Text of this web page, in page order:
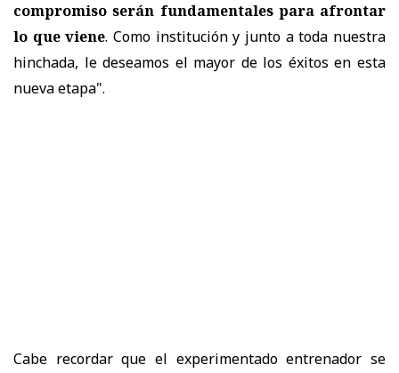
compromiso serán fundamentales para afrontar
lo que viene. Como institución y junto a toda nuestra
hinchada, le deseamos el mayor de los éxitos en esta
nueva etapa".
Cabe recordar que el experimentado entrenador se